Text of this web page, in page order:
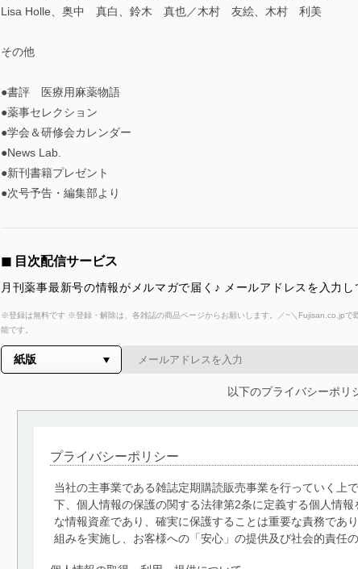
Lisa Holle、奥中 真白、鈴木 真也／木村 友絵、木村 利美
その他
●書評 医療用麻薬物語
●薬事セレクション
●学会＆研修会カレンダー
●News Lab.
●新刊書籍プレゼント
●次号予告・編集部より
◼︎ 目次配信サービス
月刊薬事最新号の情報がメルマガで届く♪ メールアドレスを入力
※登録は無料です ※登録・解除は、各雑誌の商品ページからお願いします。／~＼Fujisan.co.jp
能です。
以下のプライバシーポリ
プライバシーポリシー
当社の主事業である雑誌定期購読販売事業を行っていく上
下、個人情報の保護の関する法律第2条に定義する個人情
な情報資産であり、確実に保護することは重要な責務であ
組みを実施し、お客様への「安心」の提供及び社会的責任